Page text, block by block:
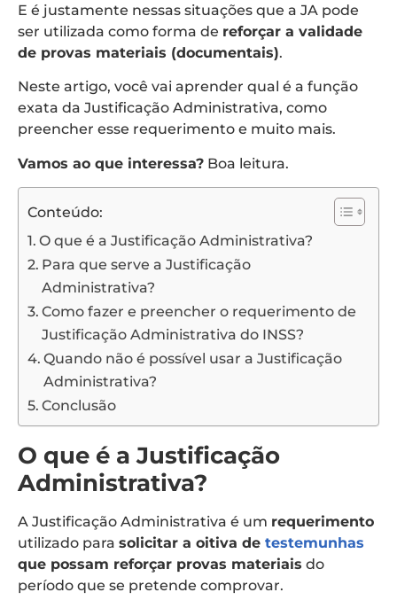
E é justamente nessas situações que a JA pode
ser utilizada como forma de reforçar a validade
de provas materiais (documentais).
Neste artigo, você vai aprender qual é a função
exata da Justificação Administrativa, como
preencher esse requerimento e muito mais.
Vamos ao que interessa? Boa leitura.
Conteúdo:
O que é a Justificação Administrativa?
Para que serve a Justificação
Administrativa?
Como fazer e preencher o requerimento de
Justificação Administrativa do INSS?
Quando não é possível usar a Justificação
Administrativa?
Conclusão
O que é a Justificação
Administrativa?
A Justificação Administrativa é um requerimento
utilizado para solicitar a oitiva de testemunhas
que possam reforçar provas materiais do
período que se pretende comprovar.